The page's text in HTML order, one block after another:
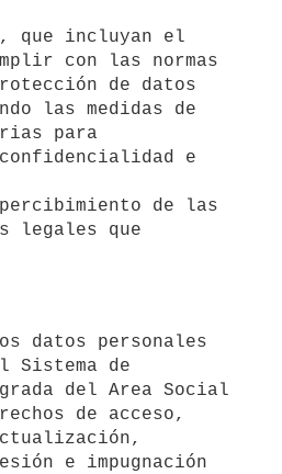
que incluyan el
con las normas
de datos
las medidas de
para
e
de las
legales que
Sistema de
del Area Social
de acceso,
e impugnación